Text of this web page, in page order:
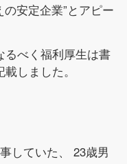
の安定企業”とアピー
るべく福利厚生は書
しました。
していた、 23歳男